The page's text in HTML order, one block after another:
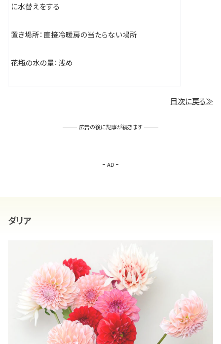
に水替えをする
置き場所：直接冷暖房の当たらない場所
花瓶の水の量：浅め
目次に戻る≫
広告の後に記事が続きます
AD
ダリア